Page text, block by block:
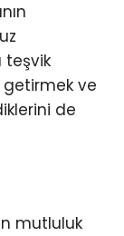
teşvik
getirmek ve
de
mutluluk